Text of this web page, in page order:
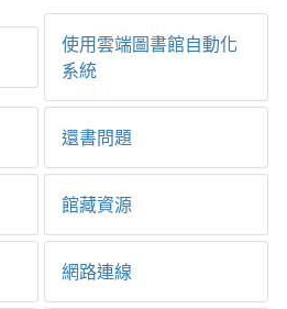
使用雲端圖書館自動化
系統
還書問題
館藏資源
網路連線